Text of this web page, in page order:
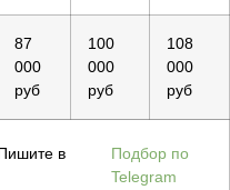
87
000
руб
100
000
руб
108
000
руб
в
Подбор по
Telegram